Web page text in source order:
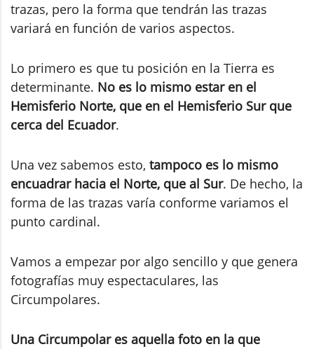
trazas, pero la forma que tendrán las trazas
variará en función de varios aspectos.
Lo primero es que tu posición en la Tierra es
determinante. No es lo mismo estar en el
Hemisferio Norte, que en el Hemisferio Sur que
cerca del Ecuador.
Una vez sabemos esto, tampoco es lo mismo
encuadrar hacia el Norte, que al Sur. De hecho, la
forma de las trazas varía conforme variamos el
punto cardinal.
Vamos a empezar por algo sencillo y que genera
fotografías muy espectaculares, las
Circumpolares.
Una Circumpolar es aquella foto en la que